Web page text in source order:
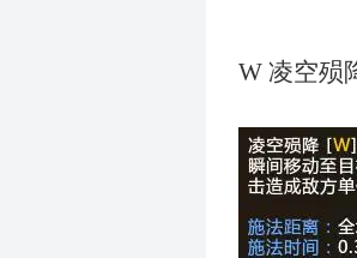
W 凌空殒